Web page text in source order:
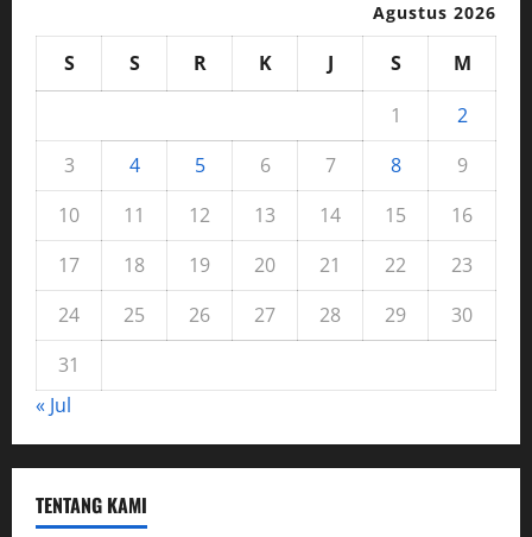
Agustus 2026
S S R K J S
M
1
2
3
4 5 6 7 8
9
10
11 12 13 14 15
16
17
18 19 20 21 22
23
24
25 26 27 28 29
30
31
« Jul
TENTANG KAMI